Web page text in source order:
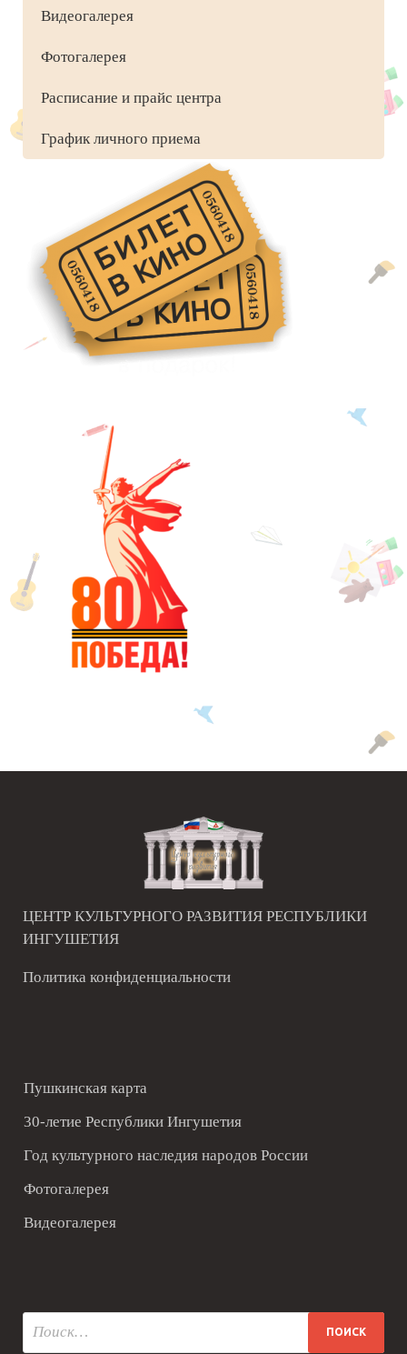
Видеогалерея
Фотогалерея
Расписание и прайс центра
График личного приема
ЦЕНТР КУЛЬТУРНОГО РАЗВИТИЯ РЕСПУБЛИКИ
ИНГУШЕТИЯ
Политика конфиденциальности
Пушкинская карта
30-летие Республики Ингушетия
Год культурного наследия народов России
Фотогалерея
Видеогалерея